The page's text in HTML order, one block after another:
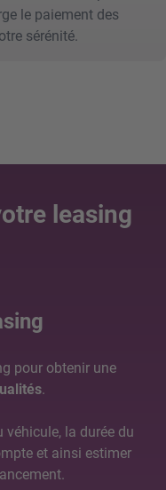
le paiement des
sérénité.
leasing
pour obtenir une
.
véhicule, la durée du
et ainsi estimer